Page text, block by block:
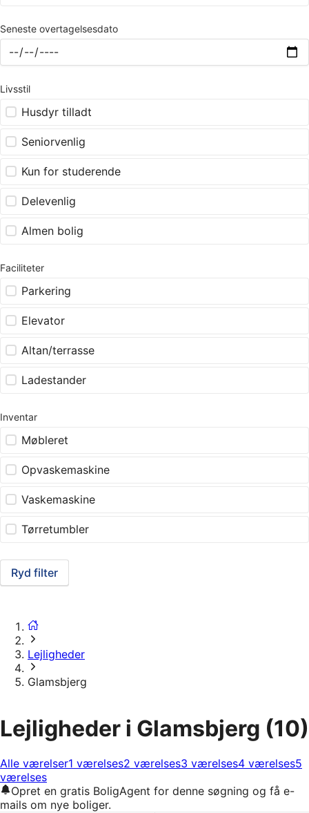
Seneste overtagelsesdato
Livsstil
Husdyr tilladt
Seniorvenlig
Kun for studerende
Delevenlig
Almen bolig
Faciliteter
Parkering
Elevator
Altan/terrasse
Ladestander
Inventar
Møbleret
Opvaskemaskine
Vaskemaskine
Tørretumbler
Ryd filter
Lejligheder
Glamsbjerg
Lejligheder i Glamsbjerg (10)
Alle værelser1 værelses2 værelses3 værelses4 værelses5
værelses
Opret en gratis BoligAgent for denne søgning og få e-
mails om nye boliger.